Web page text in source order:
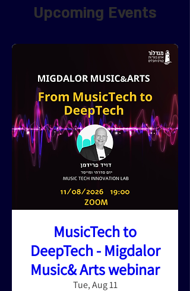
Upcoming Events
MusicTech to
DeepTech - Migdalor
Music& Arts webinar
Tue, Aug 11